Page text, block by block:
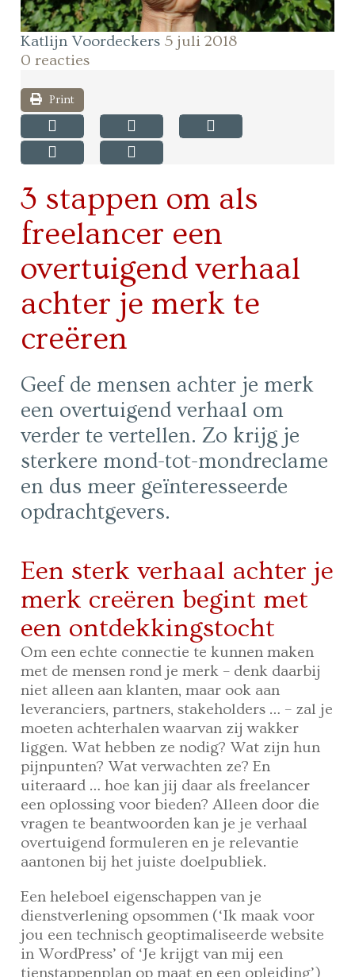
Katlijn Voordeckers 5 juli 2018
0 reacties
Print
3 stappen om als
freelancer een
overtuigend verhaal
achter je merk te
creëren
Geef de mensen achter je merk
een overtuigend verhaal om
verder te vertellen. Zo krijg je
sterkere mond-tot-mondreclame
en dus meer geïnteresseerde
opdrachtgevers.
Een sterk verhaal achter je
merk creëren begint met
een ontdekkingstocht
Om een echte connectie te kunnen maken
met de mensen rond je merk – denk daarbij
niet alleen aan klanten, maar ook aan
leveranciers, partners, stakeholders … – zal je
moeten achterhalen waarvan zij wakker
liggen. Wat hebben ze nodig? Wat zijn hun
pijnpunten? Wat verwachten ze? En
uiteraard … hoe kan jij daar als freelancer
een oplossing voor bieden? Alleen door die
vragen te beantwoorden kan je je verhaal
overtuigend formuleren en je relevantie
aantonen bij het juiste doelpubliek.
Een heleboel eigenschappen van je
dienstverlening opsommen (‘Ik maak voor
jou een technisch geoptimaliseerde website
in WordPress’ of ‘Je krijgt van mij een
tienstappenplan op maat en een opleiding’)